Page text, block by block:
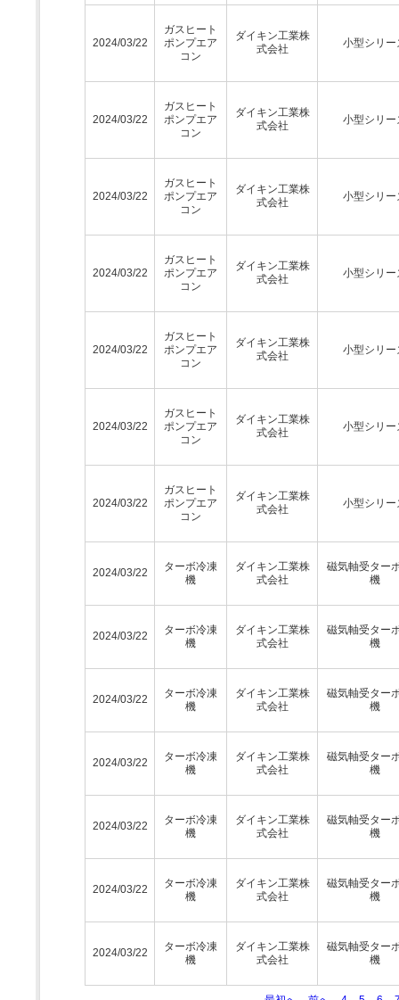
2024/03/22
ガスヒート
ポンプエア
コン
ダイキン工業株
式会社
小型シリー
2024/03/22
ガスヒート
ポンプエア
コン
ダイキン工業株
式会社
小型シリー
2024/03/22
ガスヒート
ポンプエア
コン
ダイキン工業株
式会社
小型シリー
2024/03/22
ガスヒート
ポンプエア
コン
ダイキン工業株
式会社
小型シリー
2024/03/22
ガスヒート
ポンプエア
コン
ダイキン工業株
式会社
小型シリー
2024/03/22
ガスヒート
ポンプエア
コン
ダイキン工業株
式会社
小型シリー
2024/03/22
ガスヒート
ポンプエア
コン
ダイキン工業株
式会社
小型シリー
2024/03/22
ターボ冷凍
機
ダイキン工業株
式会社
磁気軸受ター
機
2024/03/22
ターボ冷凍
機
ダイキン工業株
式会社
磁気軸受ター
機
2024/03/22
ターボ冷凍
機
ダイキン工業株
式会社
磁気軸受ター
機
2024/03/22
ターボ冷凍
機
ダイキン工業株
式会社
磁気軸受ター
機
2024/03/22
ターボ冷凍
機
ダイキン工業株
式会社
磁気軸受ター
機
2024/03/22
ターボ冷凍
機
ダイキン工業株
式会社
磁気軸受ター
機
2024/03/22
ターボ冷凍
機
ダイキン工業株
式会社
磁気軸受ター
機